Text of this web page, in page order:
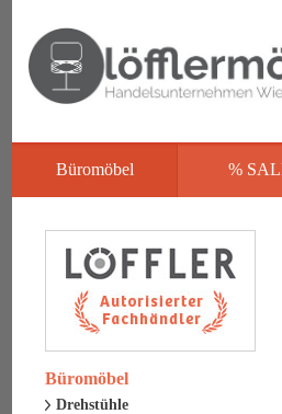
Büromöbel %
Büromöbel
Drehstühle